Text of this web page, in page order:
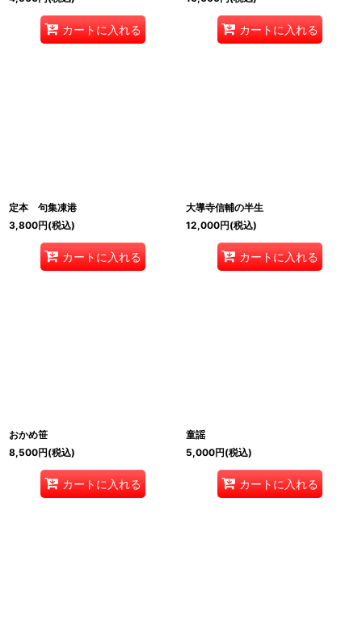
カートに入れる カートに入れる
定本 句集凍港
3,800円(税込)
カートに入れる
大導寺信輔の半生
12,000円(税込)
カートに入れる
おかめ笹
8,500円(税込)
カートに入れる
童謡
5,000円(税込)
カートに入れる